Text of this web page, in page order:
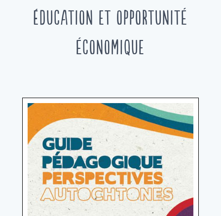
Éducation et opportunité
économique